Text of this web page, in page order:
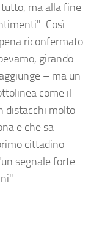
ma alla fine
Così
riconfermato
girando
– ma un
come il
distacchi molto
e che sa
cittadino
segnale forte